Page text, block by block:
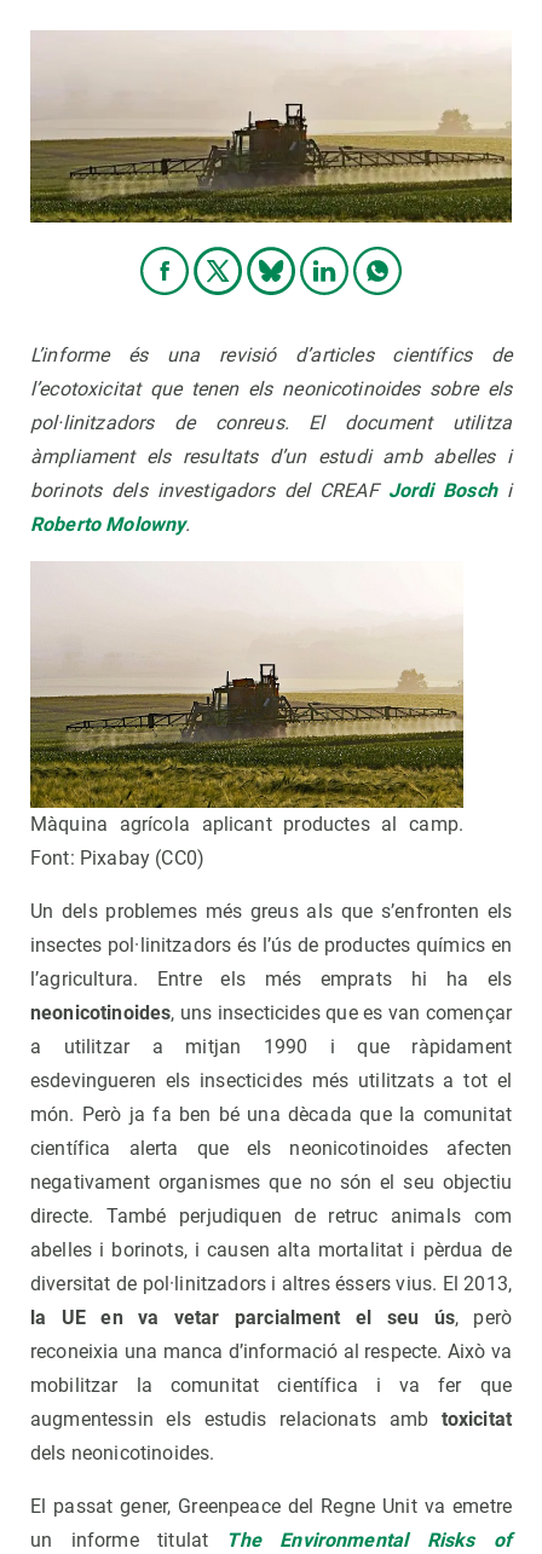
L’informe és una revisió d’articles científics de
l’ecotoxicitat que tenen els neonicotinoides sobre els
pol·linitzadors de conreus. El document utilitza
àmpliament els resultats d’un estudi amb abelles i
borinots dels investigadors del CREAF Jordi Boschi
Roberto Molowny.
Màquina agrícola aplicant productes al camp.
Font: Pixabay (CC0)
Un dels problemes més greus als que s’enfronten els
insectes pol·linitzadors és l’ús de productes químics en
l’agricultura. Entre els més emprats hi ha els
neonicotinoides, uns insecticides que es van començar
a utilitzar a mitjan 1990 i que ràpidament
esdevingueren els insecticides més utilitzats a tot el
món. Però ja fa ben bé una dècada que la comunitat
científica alerta que els neonicotinoides afecten
negativament organismes que no són el seu objectiu
directe. També perjudiquen de retruc animals com
abelles i borinots, i causen alta mortalitat i pèrdua de
diversitat de pol·linitzadors i altres éssers vius. El 2013,
la UE en va vetar parcialment el seu ús, però
reconeixia una manca d’informació al respecte. Això va
mobilitzar la comunitat científica i va fer que
augmentessin els estudis relacionats amb toxicitat
dels neonicotinoides.
El passat gener, Greenpeace del Regne Unit va emetre
un informe titulat The Environmental Risks of